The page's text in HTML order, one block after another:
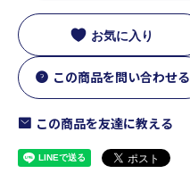
お気に入り
この商品を問い合わせる
この商品を友達に教える